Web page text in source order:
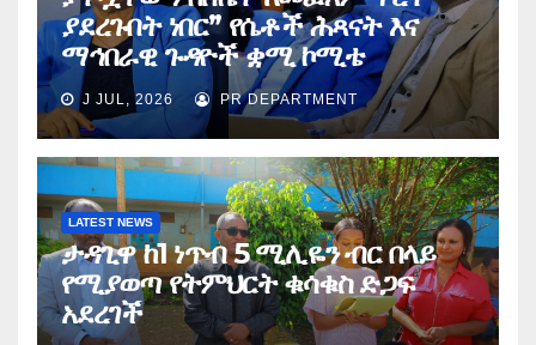
ያደረጉበት ነበር” የሴቶች ሕጻናት እና
ማኅበራዊ ጉዳዮች ቋሚ ኮሚቴ
J JUL, 2026 PR DEPARTMENT
LATEST NEWS
ታዳጊዋ ከ1 ነጥብ 5 ሚሊዬን ብር በላይ
የሚያወጣ የትምህርት ቁሳቁስ ድጋፍ
አደረገች